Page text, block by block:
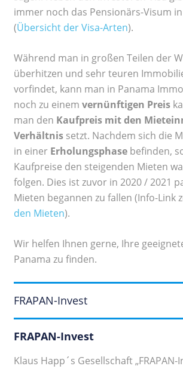
immer noch das Pensionärs-Visum
(Übersicht der Visa-Arten).
Während man in großen Teilen der
überhitzen und sehr teuren
vorfindet, kann man in Panama
noch zu einem vernünftigen Preis
man den Kaufpreis mit den
Verhältnis setzt. Nachdem sich die
in einer Erholungsphase befinden,
Kaufpreise den steigenden Mieten
folgen. Dies ist zuvor in 2020 / 2021
Mieten begannen zu fallen (Info-Link
den Mieten).
Wir helfen Ihnen gerne, Ihre
Panama zu finden.
FRAPAN-Invest
FRAPAN-Invest
Klaus Happ´s Gesellschaft